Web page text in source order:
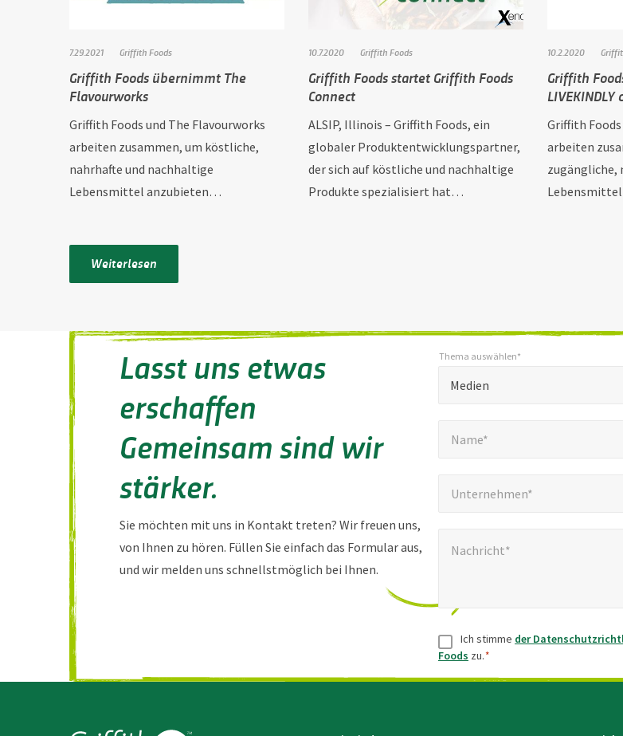
7.29.2021 Griffith Foods
Griffith Foods übernimmt The
Flavourworks
Griffith Foods und The Flavourworks
arbeiten zusammen, um köstliche,
nahrhafte und nachhaltige
Lebensmittel anzubieten…
10.7.2020 Griffith Foods
Griffith Foods startet Griffith Foods
Connect
ALSIP, Illinois – Griffith Foods, ein
globaler Produktentwicklungspartner,
der sich auf köstliche und nachhaltige
Produkte spezialisiert hat…
10.2.2020
Griffith
LIVEKINDLY
Griffith Foods
arbeiten
zugängliche,
Weiterlesen
Lasst uns etwas
erschaffen
Gemeinsam sind wir
stärker.
Sie möchten mit uns in Kontakt treten? Wir freuen uns,
von Ihnen zu hören. Füllen Sie einfach das Formular aus,
und wir melden uns schnellstmöglich bei Ihnen.
kennzeichnet
Medien
Thema auswählen*
Name*
Unternehmen*
Nachricht*
Zustimmung
Ich stimme der
Foods zu.*